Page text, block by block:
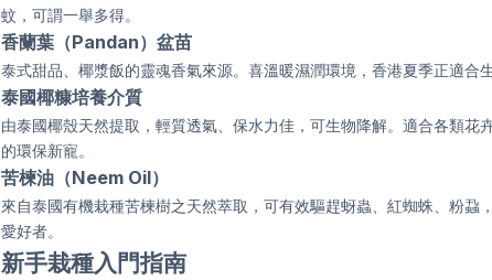
蚊，可謂一舉多得。
香蘭葉（Pandan）盆苗
泰式甜品、椰漿飯的靈魂香氣來源。喜溫暖濕潤環境，香港夏季正適合
泰國椰糠培養介質
由泰國椰殼天然提取，輕質透氣、保水力佳，可生物降解。適合各類
的環保新寵。
苦楝油（Neem Oil）
來自泰國有機栽種苦楝樹之天然萃取，可有效驅趕蚜蟲、紅蜘蛛、粉
愛好者。
新手栽種入門指南